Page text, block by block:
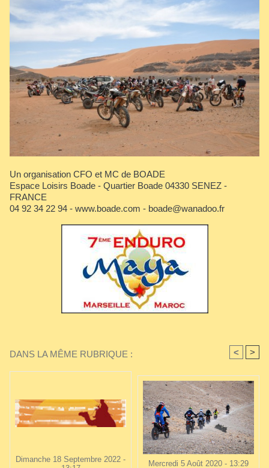
Un organisation CFO et MC de BOADE
Espace Loisirs Boade - Quartier Boade 04330 SENEZ -
FRANCE
04 92 34 22 94 - www.boade.com - boade@wanadoo.fr
DANS LA MÊME RUBRIQUE : < >
Dimanche 18 Septembre 2022 -
Mercredi 5 Août 2020 - 13:29